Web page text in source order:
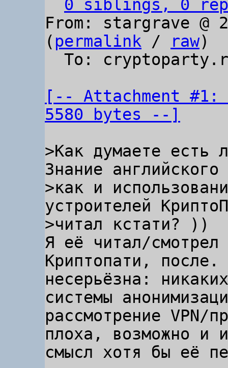
0 siblings, 0
From: stargrave @
( permalink / raw)
[-- Attachment
5580 bytes --]
>Как думаете есть
Знание
>как и
устроителей
Я её читал/смотрел
Криптопати,
несерьёзна:
системы
рассмотрение
плоха, возможно и
смысл хотя бы её